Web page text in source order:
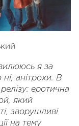
я за
анітрохи. В
еротична
який
зворушливі
на тему